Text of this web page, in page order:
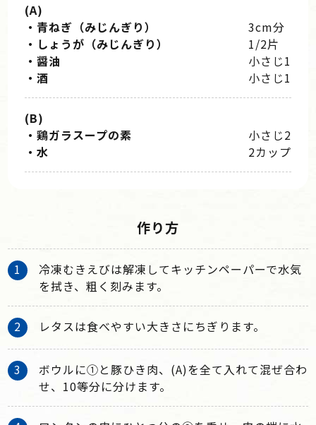
(A)
・青ねぎ（みじんぎり）
・しょうが（みじんぎり）
・醤油
・酒
3cm分
1/2片
小さじ1
小さじ1
(B)
・鶏ガラスープの素
・水
小さじ2
2カップ
作り方
冷凍むきえびは解凍してキッチンペーパーで水気
を拭き、粗く刻みます。
レタスは食べやすい大きさにちぎります。
ボウルに①と豚ひき肉、(A)を全て入れて混ぜ合わ
せ、10等分に分けます。